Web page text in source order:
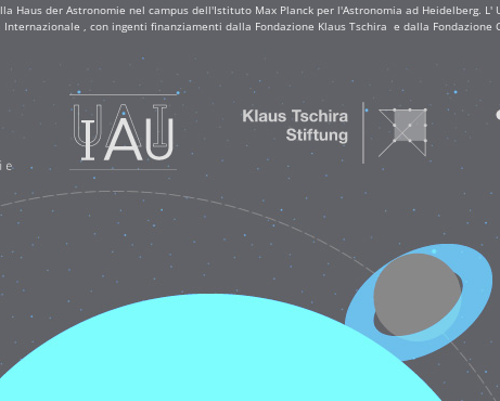
Haus der Astronomie nel campus dell'Istituto Max Planck per l'Astronomia ad Heidelberg.
Internazionale , con ingenti finanziamenti dalla Fondazione Klaus Tschira e dalla Fondazione